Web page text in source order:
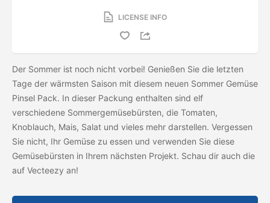
LICENSE INFO
Der Sommer ist noch nicht vorbei! Genießen Sie die letzten
Tage der wärmsten Saison mit diesem neuen Sommer Gemüse
Pinsel Pack. In dieser Packung enthalten sind elf
verschiedene Sommergemüsebürsten, die Tomaten,
Knoblauch, Mais, Salat und vieles mehr darstellen. Vergessen
Sie nicht, Ihr Gemüse zu essen und verwenden Sie diese
Gemüsebürsten in Ihrem nächsten Projekt. Schau dir auch die
auf Vecteezy an!